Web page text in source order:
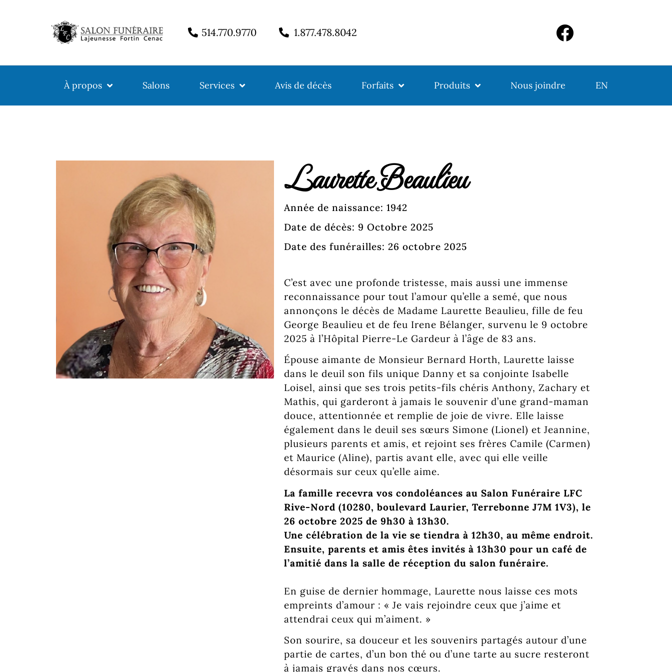
514.770.9770 1.877.478.8042
À propos Salons Services Avis de décès Forfaits Produits Nous joindre EN
Laurette Beaulieu
Année de naissance: 1942
Date de décès: 9 Octobre 2025
Date des funérailles: 26 octobre 2025
C’est avec une profonde tristesse, mais aussi une immense
reconnaissance pour tout l’amour qu’elle a semé, que nous
annonçons le décès de Madame Laurette Beaulieu, fille de feu
George Beaulieu et de feu Irene Bélanger, survenu le 9 octobre
2025 à l’Hôpital Pierre-Le Gardeur à l’âge de 83 ans.
Épouse aimante de Monsieur Bernard Horth, Laurette laisse
dans le deuil son fils unique Danny et sa conjointe Isabelle
Loisel, ainsi que ses trois petits-fils chéris Anthony, Zachary et
Mathis, qui garderont à jamais le souvenir d’une grand-maman
douce, attentionnée et remplie de joie de vivre. Elle laisse
également dans le deuil ses sœurs Simone (Lionel) et Jeannine,
plusieurs parents et amis, et rejoint ses frères Camile (Carmen)
et Maurice (Aline), partis avant elle, avec qui elle veille
désormais sur ceux qu’elle aime.
La famille recevra vos condoléances au Salon Funéraire LFC
Rive-Nord (10280, boulevard Laurier, Terrebonne J7M 1V3), le
26 octobre 2025 de 9h30 à 13h30.
Une célébration de la vie se tiendra à 12h30, au même endroit.
Ensuite, parents et amis êtes invités à 13h30 pour un café de
l’amitié dans la salle de réception du salon funéraire.
En guise de dernier hommage, Laurette nous laisse ces mots
empreints d’amour : « Je vais rejoindre ceux que j’aime et
attendrai ceux qui m’aiment. »
Son sourire, sa douceur et les souvenirs partagés autour d’une
partie de cartes, d’un bon thé ou d’une tarte au sucre resteront
à jamais gravés dans nos cœurs.